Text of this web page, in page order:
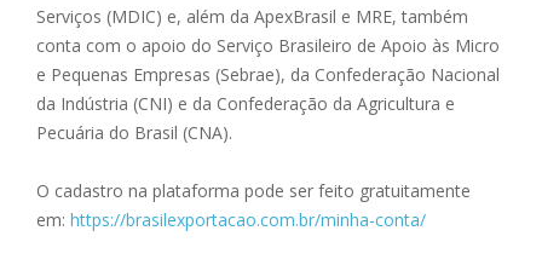
Serviços (MDIC) e, além da ApexBrasil e MRE, também
conta com o apoio do Serviço Brasileiro de Apoio às Micro
e Pequenas Empresas (Sebrae), da Confederação Nacional
da Indústria (CNI) e da Confederação da Agricultura e
Pecuária do Brasil (CNA).
O cadastro na plataforma pode ser feito gratuitamente
em: https://brasilexportacao.com.br/minha-conta/